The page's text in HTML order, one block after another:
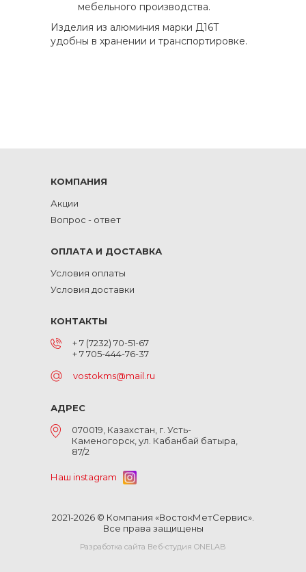
мебельного производства.
Изделия из алюминия марки Д16Т
удобны в хранении и транспортировке.
КОМПАНИЯ
Акции
Вопрос - ответ
ОПЛАТА И ДОСТАВКА
Условия оплаты
Условия доставки
КОНТАКТЫ
+ 7 (7232) 70-51-67
+ 7 705-444-76-37
vostokms@mail.ru
АДРЕС
070019, Казахстан, г. Усть-
Каменогорск, ул. Кабанбай батыра,
87/2
Наш instagram
2021-2026 © Компания «ВостокМетСервис».
Все права защищены
Разработка сайта Веб-студия ONELAB